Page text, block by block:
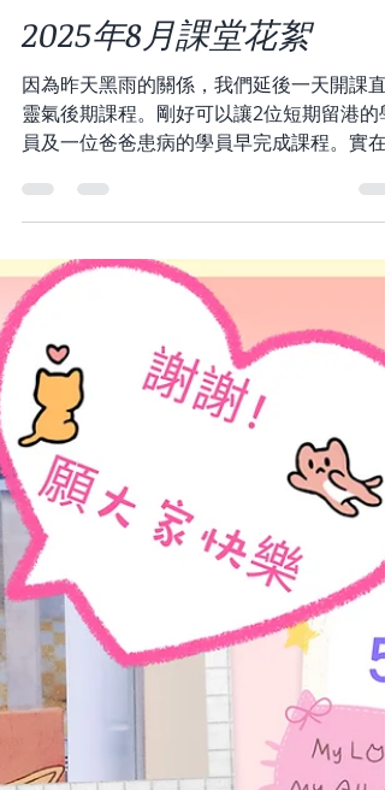
Alvi, AC Elements
Aug 6, 2025
4 min read
2025年8月課堂花絮
因為昨天黑雨的關係，我們延後一天開課直
靈氣後期課程。剛好可以讓2位短期留港的學
員及一位爸爸患病的學員早完成課程。實在
好了！ 起初同學對於遙距（遠隔）靈氣的使
用都帶有懷疑的眼神，然後經過堂上練習、
學的回饋，終於也見到她們肯定的眼神。因
臼井老師公開傳授（Kokai...